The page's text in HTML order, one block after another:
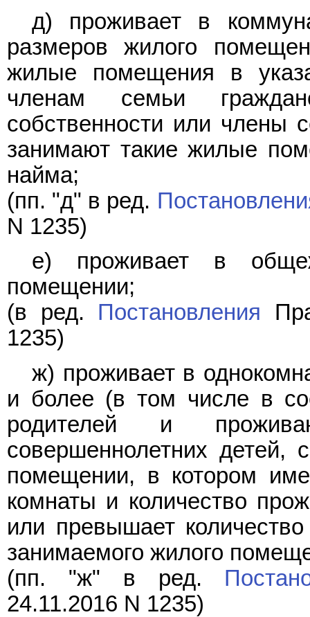
д) проживает в
размеров жилого
жилые помещения в
членам семьи
собственности или члены
занимают такие жилые
найма;
(пп. "д" в ред.
N 1235)
е) проживает в
помещении;
(в ред. Постановления
1235)
ж) проживает в
и более (в том числе в
родителей и
совершеннолетних
помещении, в котором
комнаты и количество
или превышает
занимаемого жилого
(пп. "ж" в ред.
24.11.2016 N 1235)